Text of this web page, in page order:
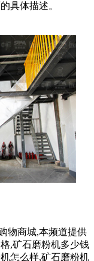
具体描述。
物商城,本频道提供
,矿石磨粉机多少钱
怎么样,矿石磨粉机